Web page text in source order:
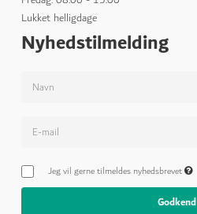
Lukket helligdage
Nyhedstilmelding
Jeg vil gerne tilmeldes nyhedsbrevet
Godkend